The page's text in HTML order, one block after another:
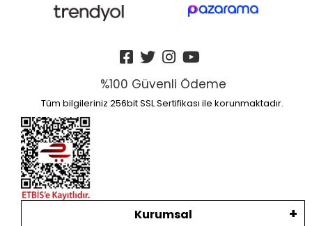
%100 Güvenli Ödeme
Tüm bilgileriniz 256bit SSL Sertifikası ile korunmaktadır.
Kurumsal